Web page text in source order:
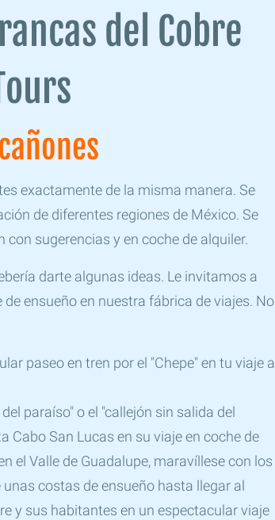
del Cobre
exactamente de la misma manera. Se
de diferentes regiones de México. Se
sugerencias y en coche de alquiler.
darte algunas ideas. Le invitamos a
ensueño en nuestra fábrica de viajes. No
paseo en tren por el "Chepe" en tu viaje a
paraíso" o el "callejón sin salida del
Cabo San Lucas en su viaje en coche de
el Valle de Guadalupe, maravíllese con los
costas de ensueño hasta llegar al
y sus habitantes en un espectacular viaje